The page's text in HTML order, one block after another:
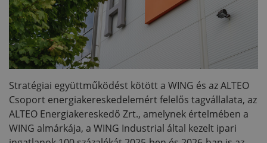
Stratégiai együttműködést kötött a WING és az ALTEO
Csoport energiakereskedelemért felelős tagvállalata, az
ALTEO Energiakereskedő Zrt., amelynek értelmében a
WING almárkája, a WING Industrial által kezelt ipari